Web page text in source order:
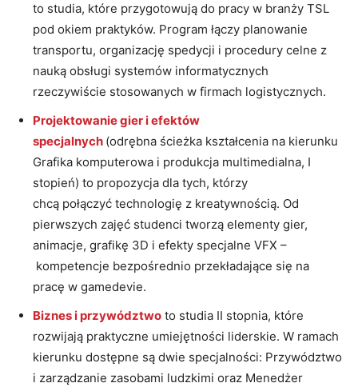
to studia, które przygotowują do pracy w branży TSL
pod okiem praktyków. Program łączy planowanie
transportu, organizację spedycji i procedury celne z
nauką obsługi systemów informatycznych
rzeczywiście stosowanych w firmach logistycznych.
Projektowanie gier i efektów
specjalnych (odrębna ścieżka kształcenia na kierunku
Grafika komputerowa i produkcja multimedialna, I
stopień) to propozycja dla tych, którzy
chcą połączyć technologię z kreatywnością. Od
pierwszych zajęć studenci tworzą elementy gier,
animacje, grafikę 3D i efekty specjalne VFX –
kompetencje bezpośrednio przekładające się na
pracę w gamedevie.
Biznes i przywództwo to studia II stopnia, które
rozwijają praktyczne umiejętności liderskie. W ramach
kierunku dostępne są dwie specjalności: Przywództwo
i zarządzanie zasobami ludzkimi oraz Menedżer